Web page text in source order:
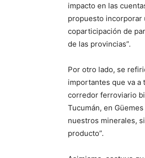
impacto en las
propuesto incorporar
coparticipación de
de las provincias”.
Por otro lado, se
importantes que va a
corredor ferroviario
Tucumán, en
nuestros minerales,
producto”.